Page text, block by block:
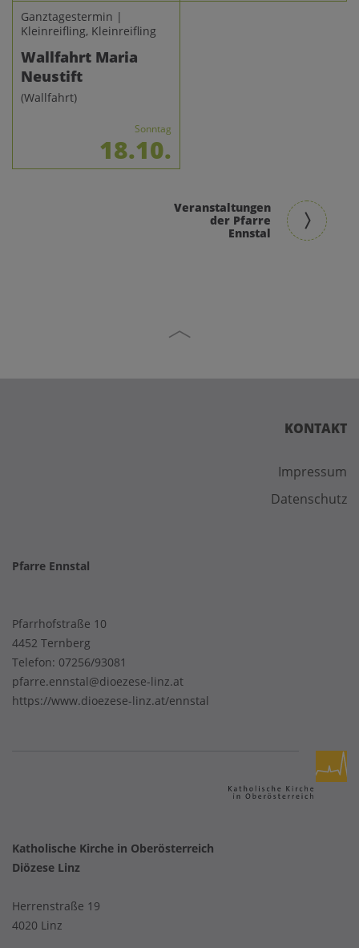
Ganztagestermin |
Kleinreifling, Kleinreifling
Wallfahrt Maria
Neustift
(Wallfahrt)
Sonntag
18.10.
Veranstaltungen
der Pfarre
Ennstal
KONTAKT
Impressum
Datenschutz
Pfarre Ennstal
Pfarrhofstraße 10
4452 Ternberg
Telefon: 07256/93081
pfarre.ennstal@dioezese-linz.at
https://www.dioezese-linz.at/ennstal
Katholische Kirche in Oberösterreich
Diözese Linz
Herrenstraße 19
4020 Linz